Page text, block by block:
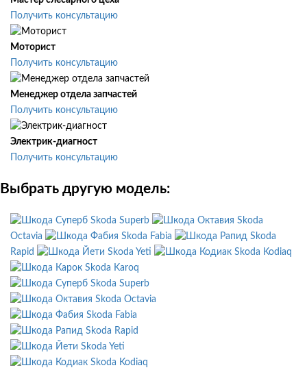
Получить консультацию
Моторист
Получить консультацию
Менеджер отдела запчастей
Получить консультацию
Электрик-диагност
Получить консультацию
Выбрать другую модель:
Skoda Superb
Skoda
Octavia
Skoda Fabia
Skoda
Rapid
Skoda Yeti
Skoda Kodiaq
Skoda Karoq
Skoda Superb
Skoda Octavia
Skoda Fabia
Skoda Rapid
Skoda Yeti
Skoda Kodiaq